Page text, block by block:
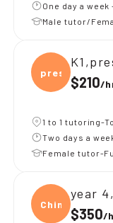
One day a
Male tutor/
presc
$210/
1 to 1 tutoring-
Two days a
Female tutor-
Chine
year
$350/